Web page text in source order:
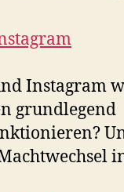
Instagram
grundlegend